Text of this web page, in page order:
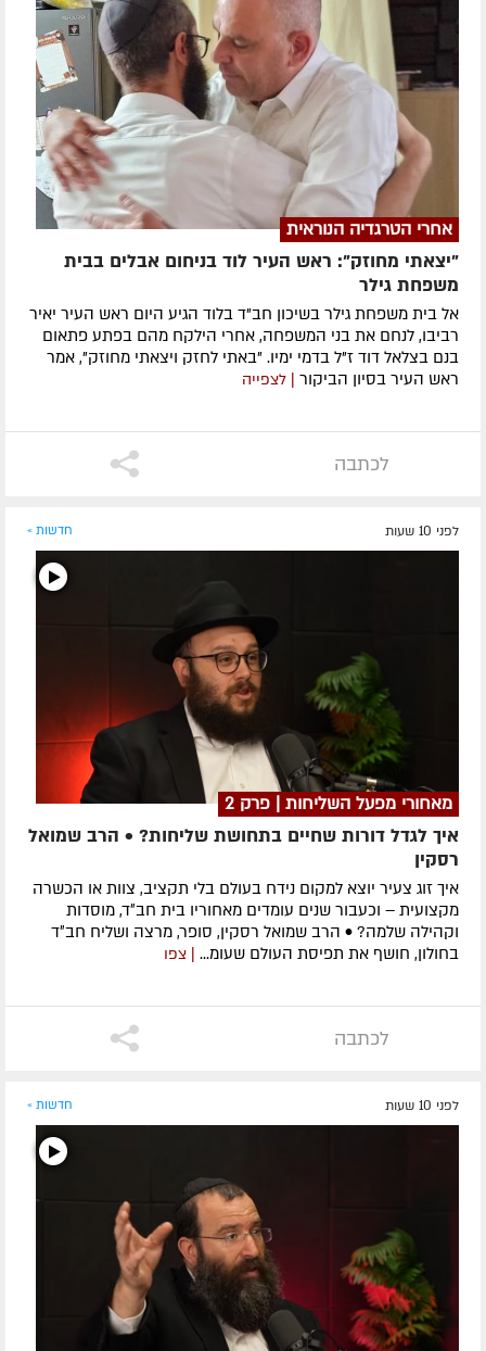
אחרי הטרגדיה הנוראית
"יצאתי מחוזק": ראש העיר לוד בניחום אבלים בבית
משפחת גילר
אל בית משפחת גילר בשיכון חב"ד בלוד הגיע היום ראש העיר יאיר
רביבו, לנחם את בני המשפחה, אחרי הילקח מהם בפתע פתאום
בנם בצלאל דוד ז"ל בדמי ימיו. "באתי לחזק ויצאתי מחוזק", אמר
ראש העיר בסיון הביקור | לצפייה
לכתבה
לפני 10 שעות חדשות »
מאחורי מפעל השליחות | פרק 2
איך לגדל דורות שחיים בתחושת שליחות? • הרב שמואל
רסקין
איך זוג צעיר יוצא למקום נידח בעולם בלי תקציב, צוות או הכשרה
מקצועית – וכעבור שנים עומדים מאחוריו בית חב״ד, מוסדות
וקהילה שלמה? • הרב שמואל רסקין, סופר, מרצה ושליח חב״ד
בחולון, חושף את תפיסת העולם שעומ... | צפו
לכתבה
לפני 10 שעות חדשות »